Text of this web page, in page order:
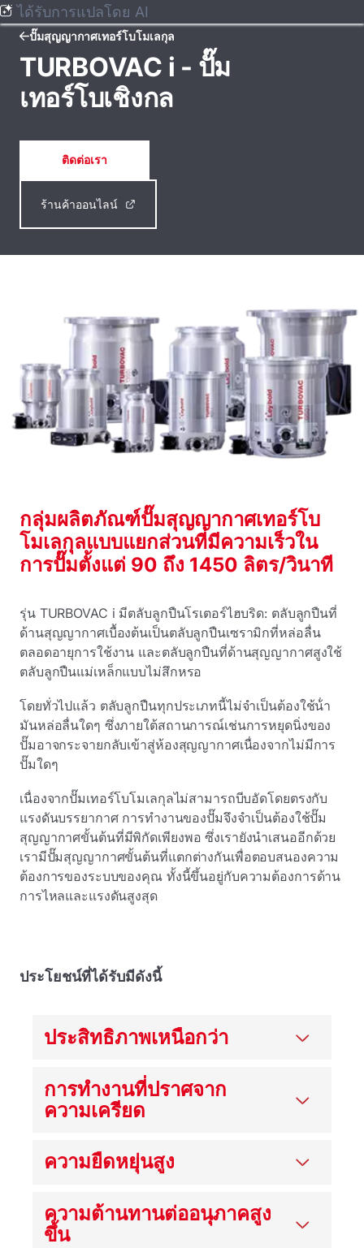
ได้รับการแปลโดย AI
ปั๊มสุญญากาศเทอร์โบโมเลกุล
TURBOVAC i - ปั๊ม
เทอร์โบเชิงกล
ติดต่อเรา
ร้านค้าออนไลน์
กลุ่มผลิตภัณฑ์ปั๊มสุญญากาศเทอร์โบ
โมเลกุลแบบแยกส่วนที่มีความเร็วใน
การปั๊มตั้งแต่ 90 ถึง 1450 ลิตร/วินาที
รุ่น TURBOVAC i มีตลับลูกปืนโรเตอร์ไฮบริด: ตลับลูกปืนที่
ด้านสุญญากาศเบื้องต้นเป็นตลับลูกปืนเซรามิกที่หล่อลื่น
ตลอดอายุการใช้งาน และตลับลูกปืนที่ด้านสุญญากาศสูงใช้
ตลับลูกปืนแม่เหล็กแบบไม่สึกหรอ
โดยทั่วไปแล้ว ตลับลูกปืนทุกประเภทนี้ไม่จําเป็นต้องใช้น้ํา
มันหล่อลื่นใดๆ ซึ่งภายใต้สถานการณ์เช่นการหยุดนิ่งของ
ปั๊มอาจกระจายกลับเข้าสู่ห้องสุญญากาศเนื่องจากไม่มีการ
ปั๊มใดๆ
เนื่องจากปั๊มเทอร์โบโมเลกุลไม่สามารถบีบอัดโดยตรงกับ
แรงดันบรรยากาศ การทํางานของปั๊มจึงจําเป็นต้องใช้ปั๊ม
สุญญากาศขั้นต้นที่มีพิกัดเพียงพอ ซึ่งเรายังนําเสนออีกด้วย
เรามีปั๊มสุญญากาศขั้นต้นที่แตกต่างกันเพื่อตอบสนองความ
ต้องการของระบบของคุณ ทั้งนี้ขึ้นอยู่กับความต้องการด้าน
การไหลและแรงดันสูงสุด
ประโยชน์ที่ได้รับมีดังนี้
ประสิทธิภาพเหนือกว่า
การทํางานที่ปราศจาก
ความเครียด
ความยืดหยุ่นสูง
ความต้านทานต่ออนุภาคสูง
ขึ้น